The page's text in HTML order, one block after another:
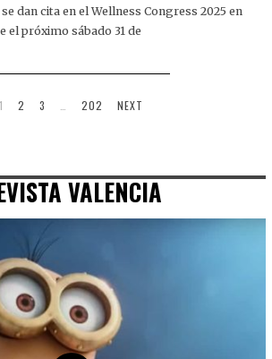
dan cita en el Wellness Congress 2025 en
el próximo sábado 31 de
1 2 3 202 NEXT
VALENCIA